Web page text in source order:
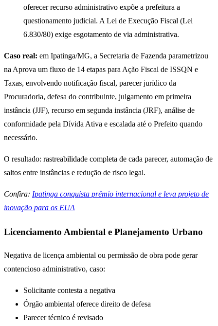
oferecer recurso administrativo expõe a prefeitura a
questionamento judicial. A Lei de Execução Fiscal (Lei
6.830/80) exige esgotamento de via administrativa.
Caso real: em Ipatinga/MG, a Secretaria de Fazenda parametrizou
na Aprova um fluxo de 14 etapas para Ação Fiscal de ISSQN e
Taxas, envolvendo notificação fiscal, parecer jurídico da
Procuradoria, defesa do contribuinte, julgamento em primeira
instância (JJF), recurso em segunda instância (JRF), análise de
conformidade pela Dívida Ativa e escalada até o Prefeito quando
necessário.
O resultado: rastreabilidade completa de cada parecer, automação de
saltos entre instâncias e redução de risco legal.
Confira: Ipatinga conquista prêmio internacional e leva projeto de
inovação para os EUA
Licenciamento Ambiental e Planejamento Urbano
Negativa de licença ambiental ou permissão de obra pode gerar
contencioso administrativo, caso:
Solicitante contesta a negativa
Órgão ambiental oferece direito de defesa
Parecer técnico é revisado